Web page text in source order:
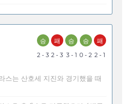
승
2 - 3
패
2 - 3
승
3 - 1
승
0 - 2
패
2 - 1
스는 산호세 지진와 경기했을 때